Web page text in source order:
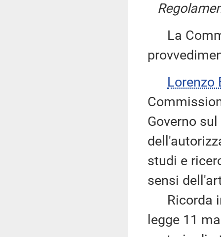
La
Lorenzo
Governo
studi e
sensi
Ricorda
legge 11